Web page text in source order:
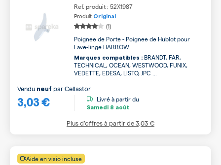
Ref. produit : 52X1987
Produit Original
(1)
Poignee de Porte - Poignee de Hublot pour
Lave-linge HARROW
Marques compatibles : BRANDT, FAR,
TECHNICAL, OCEAN, WESTWOOD, FUNIX,
VEDETTE, EDESA, LISTO, JPC ...
3,03 €
Vendu neuf parCellastor
Livré à partir du
Samedi 8 août
Plus d’offres à partir de3,03 €
Aide en visio incluse